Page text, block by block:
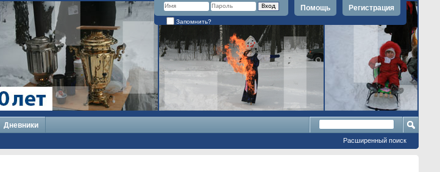
Регистрация
Помощь
Запомнить?
Дневники
Расширенный поиск